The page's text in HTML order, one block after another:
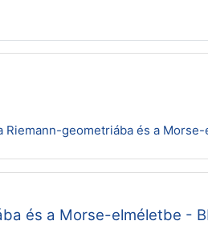
Riemann-geometriába és a
és a Morse-elméletbe -